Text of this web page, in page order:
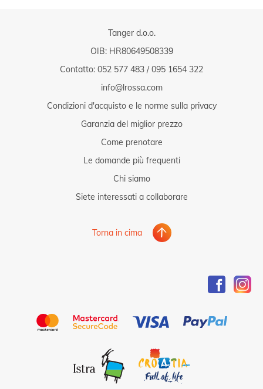
Tanger d.o.o.
OIB: HR80649508339
Contatto: 052 577 483 /095 1654 322
info@lrossa.com
Condizioni d'acquisto e le norme sulla privacy
Garanzia del miglior prezzo
Come prenotare
Le domande più frequenti
Chi siamo
Siete interessati a collaborare
Torna in cima